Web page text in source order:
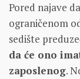
Pored najave
ograničenom
sedište
da će ono
zaposlenog.